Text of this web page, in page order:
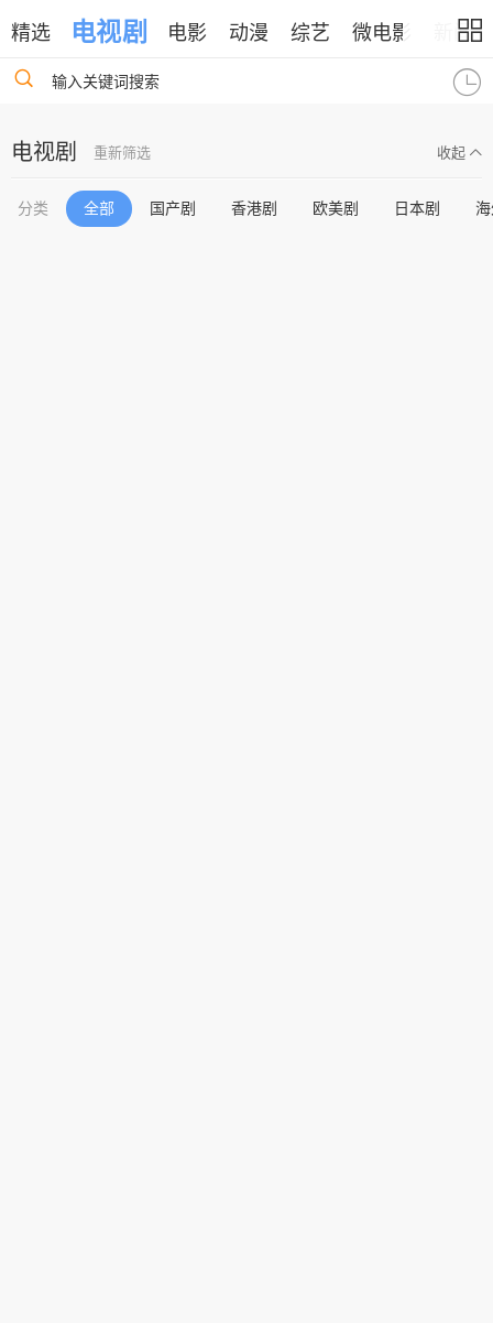
精选 电视剧 电影 动漫 综艺 微电影 新闻
输入关键词搜索
电视剧 重新筛选 收起
分类 全部 国产剧 香港剧 欧美剧 日本剧